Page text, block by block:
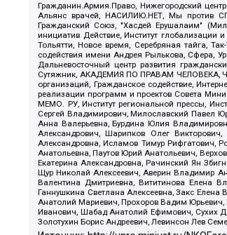
Гражданин.Армия.Право, Нижегородский
Альянс врачей, НАСИЛИЮ.НЕТ, Мы против
Гражданский Союз, "Хасдей Ерушалаим"
инициатив Действие, Институт
Тольятти, Новое время, Серебряная тайга,
содействия имени Андрея Рылькова, Сфера,
Дальневосточный центр развития
Сутяжник, АКАДЕМИЯ ПО ПРАВАМ ЧЕЛОВЕКА,
организаций, Гражданское содействие,
реализации программ и проектов Совета
МЕМО. РУ, Институт региональной прессы,
Сергей Владимирович, Милославский Павел
Анна Валерьевна, Бурдина Юлия
Александрович, Шарипков Олег
Александровна, Исламов Тимур Рифгатович,
Анатольевна, Паутов Юрий Анатольевич,
Екатерина Александровна, Рачинский Ян
Щур Николай Алексеевич, Аверин Владимир
Валентина Дмитриевна, Вититинова Елена
Ганнушкина Светлана Алексеевна, Закс
Анатолий Мариевич, Прохоров Вадим
Иванович, Шабад Анатолий Ефимович, Сухих
Золотухин Борис Андреевич, Левинсон Лев